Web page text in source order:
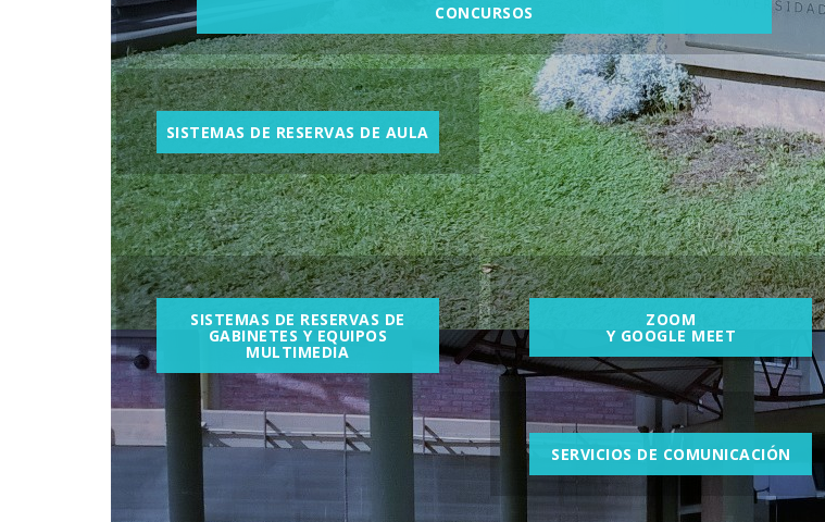
CONCURSOS
SISTEMAS DE RESERVAS DE AULA
SISTEMAS DE RESERVAS DE
GABINETES Y EQUIPOS
MULTIMEDIA
ZOOM
Y GOOGLE MEET
SERVICIOS DE COMUNICACIÓN